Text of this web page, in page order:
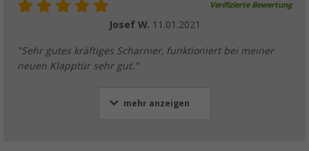
Verifizierte Bewertung
Josef W. 11.01.2021
"Sehr gutes kräftiges Scharnier, funktioniert bei meiner
neuen Klapptür sehr gut."
mehr anzeigen